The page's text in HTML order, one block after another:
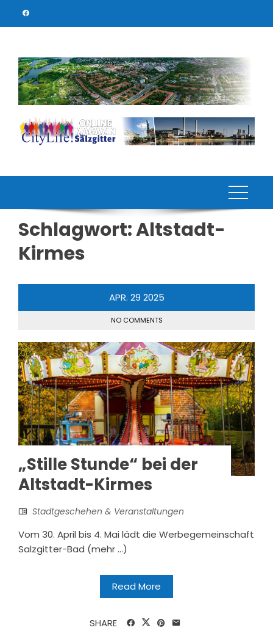
Schlagwort:Altstadt-
Kirmes
APR. 29 2025
NO COMMENTS
„Stille Stunde“ bei der
Altstadt-Kirmes
Stadtgeschehen & Veranstaltungen
Vom 30. April bis 4. Mai lädt die Werbegemeinschaft
Salzgitter-Bad (mehr …)
Read More
SHARE